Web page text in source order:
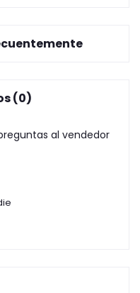
(0)
al vendedor